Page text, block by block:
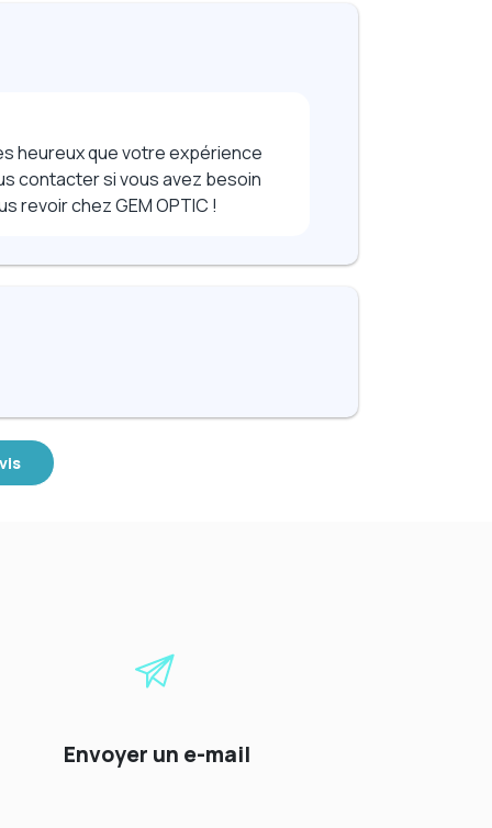
heureux que votre expérience
contacter si vous avez besoin
revoir chez GEM OPTIC !
Envoyer un e-mail